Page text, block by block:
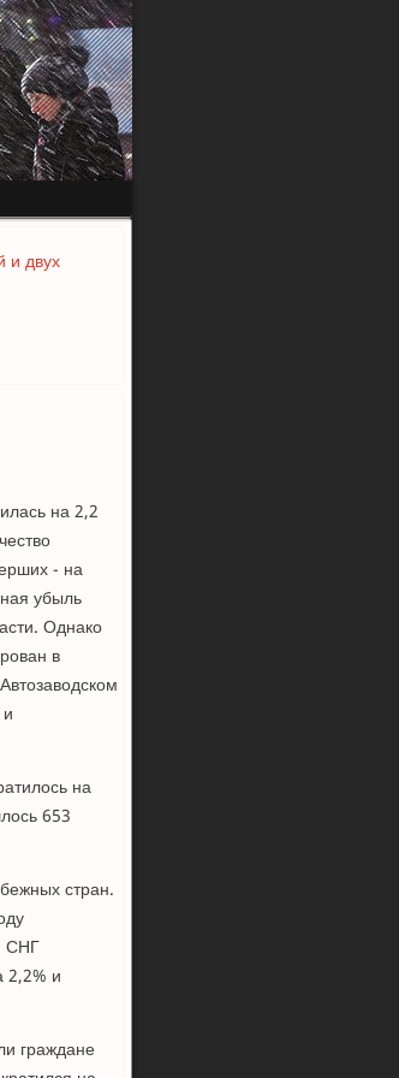
и двух
на 2,2
- на
убыль
Однако
в
на
653
стран.
СНГ
2,2% и
граждане